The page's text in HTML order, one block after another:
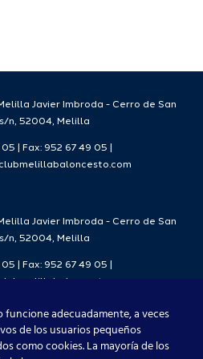
2026/27
Javier Imbroda - Cerro de San
n, 52004, Melilla
05 | Fax: 952 67 49 05 |
Javier Imbroda - Cerro de San
n, 52004, Melilla
05 | Fax: 952 67 49 05 |
funcione adecuadamente, a veces
de los usuarios pequeños
como cookies. La mayoría de los